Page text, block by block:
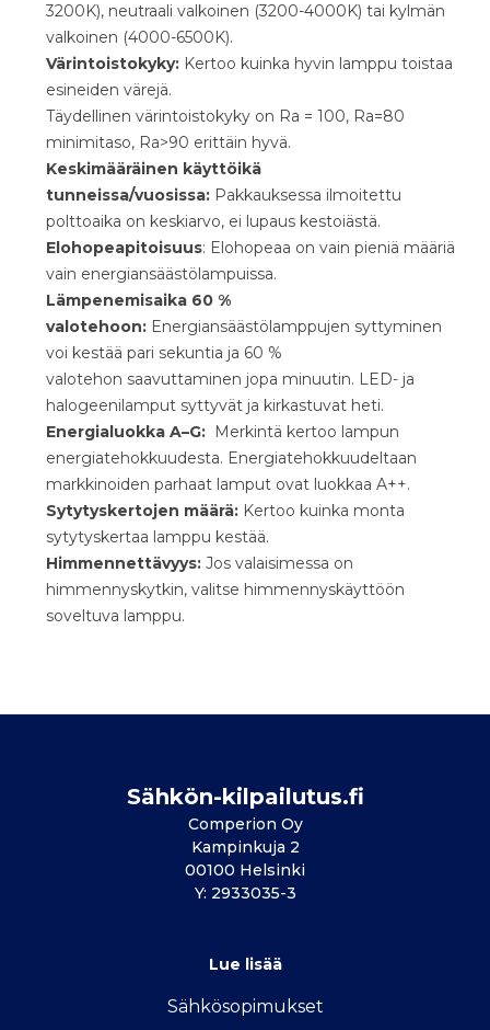
3200K), neutraali valkoinen (3200-4000K) tai kylmän
valkoinen (4000-6500K).
Värintoistokyky: Kertoo kuinka hyvin lamppu toistaa
esineiden värejä.
Täydellinen värintoistokyky on Ra = 100, Ra=80
minimitaso, Ra>90 erittäin hyvä.
Keskimääräinen käyttöikä
tunneissa/vuosissa: Pakkauksessa ilmoitettu
polttoaika on keskiarvo, ei lupaus kestoiästä.
Elohopeapitoisuus: Elohopeaa on vain pieniä määriä
vain energiansäästölampuissa.
Lämpenemisaika 60 %
valotehoon: Energiansäästölamppujen syttyminen
voi kestää pari sekuntia ja 60 %
valotehon saavuttaminen jopa minuutin. LED- ja
halogeenilamput syttyvät ja kirkastuvat heti.
Energialuokka A–G: Merkintä kertoo lampun
energiatehokkuudesta. Energiatehokkuudeltaan
markkinoiden parhaat lamput ovat luokkaa A++.
Sytytyskertojen määrä: Kertoo kuinka monta
sytytyskertaa lamppu kestää.
Himmennettävyys: Jos valaisimessa on
himmennyskytkin, valitse himmennyskäyttöön
soveltuva lamppu.
Sähkön-kilpailutus.fi
Comperion Oy
Kampinkuja 2
00100 Helsinki
Y: 2933035-3
Lue lisää
Sähkösopimukset